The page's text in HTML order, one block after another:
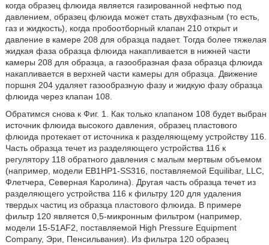
когда образец флюида является газированной нефтью под
давлением, образец флюида может стать двухфазным (то есть,
газ и жидкость), когда пробоотборный клапан 210 открыт и
давление в камере 208 для образца падает. Тогда более тяжелая
жидкая фаза образца флюида накапливается в нижней части
камеры 208 для образца, а газообразная фаза образца флюида
накапливается в верхней части камеры для образца. Движение
поршня 204 удаляет газообразную фазу и жидкую фазу образца
флюида через клапан 108.
Обратимся снова к Фиг. 1. Как только клапаном 108 будет выбран
источник флюида высокого давления, образец пластового
флюида протекает от источника к разделяющему устройству 116.
Часть образца течет из разделяющего устройства 116 к
регулятору 118 обратного давления с малым мертвым объемом
(например, модели EB1HP1-SS316, поставляемой Equilibar, LLC,
Флетчера, Северная Каролина). Другая часть образца течет из
разделяющего устройства 116 к фильтру 120 для удаления
твердых частиц из образца пластового флюида. В примере
фильтр 120 является 0,5-микронным фильтром (например,
модели 15-51AF2, поставляемой High Pressure Equipment
Company, Эри, Пенсильвания). Из фильтра 120 образец